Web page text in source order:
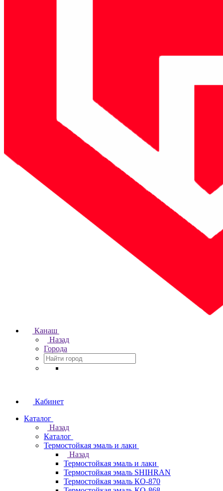
Канаш
Назад
Города
Кабинет
Каталог
Назад
Каталог
Термостойкая эмаль и лаки
Назад
Термостойкая эмаль и лаки
Термостойкая эмаль SHIHRAN
Термостойкая эмаль КО-870